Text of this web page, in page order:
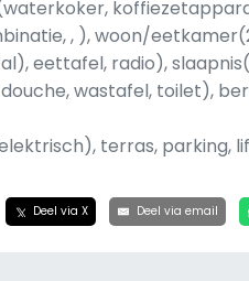
, ), woon/
eettafel, radio),
wastafel, toilet),
terras, parking,
Deel via X Deel via email